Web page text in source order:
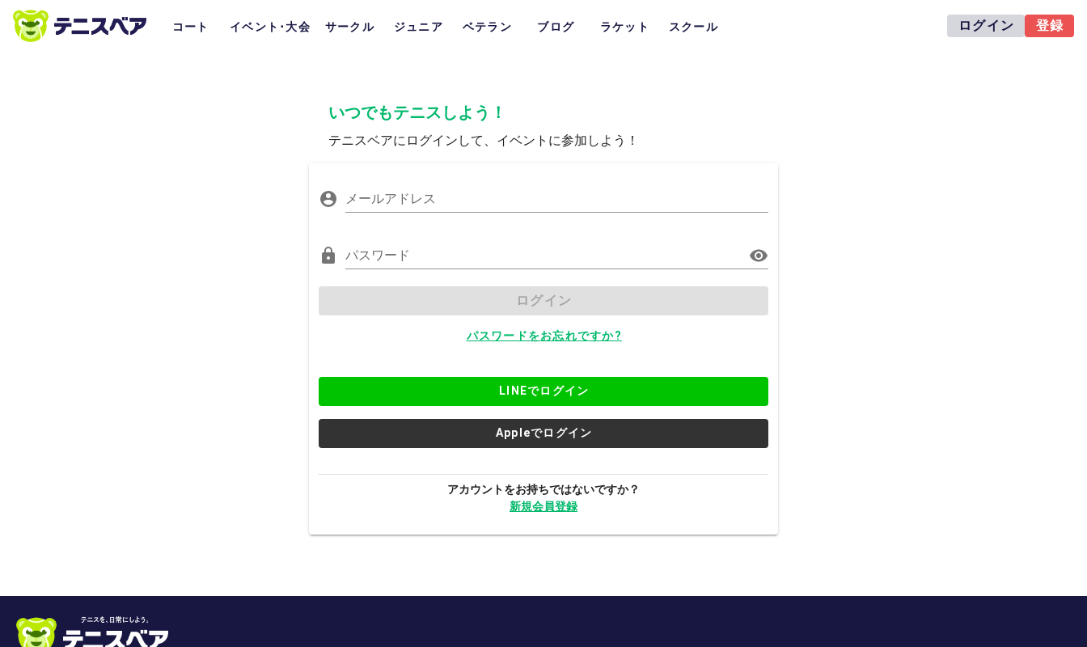
コート イベント･大会 サークル ジュニア ベテラン ブログ ラケット スクール ログイン 登録
いつでもテニスしよう！
テニスベアにログインして、イベントに参加しよう！
メールアドレス
パスワード
ログイン
パスワードをお忘れですか?
LINEでログイン
Appleでログイン
アカウントをお持ちではないですか？
新規会員登録